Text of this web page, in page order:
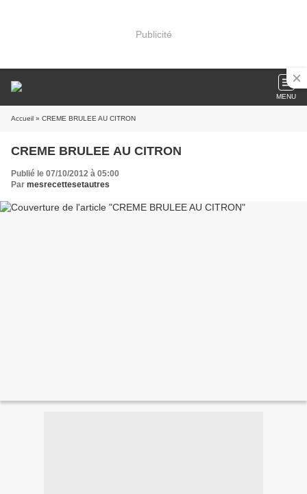
Publicité
MENU
Accueil » CREME BRULEE AU CITRON
CREME BRULEE AU CITRON
Publié le 07/10/2012 à 05:00
Par mesrecettesetautres